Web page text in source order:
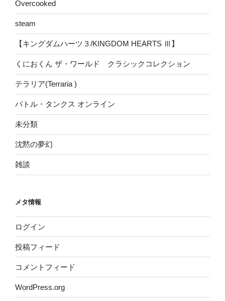
Overcooked
steam
【キングダムハーツ３/KINGDOM HEARTS Ⅲ】
くにおくん ザ・ワールド クラシックコレクション
テラリア(Terraria )
バトル・タンクス オンライン
未分類
沈黙の夢幻
雑談
メタ情報
ログイン
投稿フィード
コメントフィード
WordPress.org